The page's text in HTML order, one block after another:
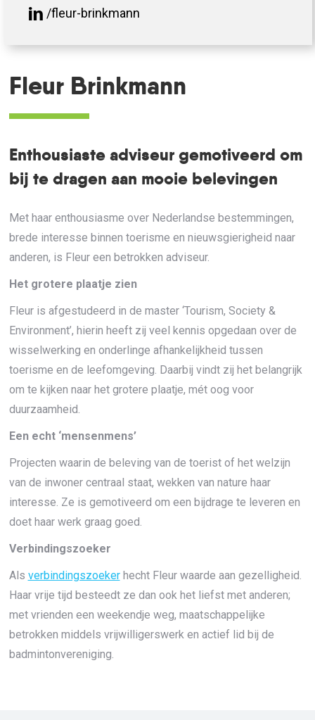
/fleur-brinkmann
Fleur Brinkmann
Enthousiaste adviseur gemotiveerd om
bij te dragen aan mooie belevingen
Met haar enthousiasme over Nederlandse bestemmingen,
brede interesse binnen toerisme en nieuwsgierigheid naar
anderen, is Fleur een betrokken adviseur.
Het grotere plaatje zien
Fleur is afgestudeerd in de master ‘Tourism, Society &
Environment’, hierin heeft zij veel kennis opgedaan over de
wisselwerking en onderlinge afhankelijkheid tussen
toerisme en de leefomgeving. Daarbij vindt zij het belangrijk
om te kijken naar het grotere plaatje, mét oog voor
duurzaamheid.
Een echt ‘mensenmens’
Projecten waarin de beleving van de toerist of het welzijn
van de inwoner centraal staat, wekken van nature haar
interesse. Ze is gemotiveerd om een bijdrage te leveren en
doet haar werk graag goed.
Verbindingszoeker
Als verbindingszoekerhecht Fleur waarde aan gezelligheid.
Haar vrije tijd besteedt ze dan ook het liefst met anderen;
met vrienden een weekendje weg, maatschappelijke
betrokken middels vrijwilligerswerk en actief lid bij de
badmintonvereniging.